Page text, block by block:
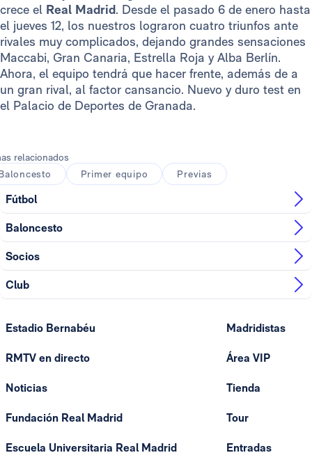
crece el Real Madrid. Desde el pasado 6 de enero hasta
el jueves 12, los nuestros lograron cuatro triunfos ante
rivales muy complicados, dejando grandes sensaciones
Maccabi, Gran Canaria, Estrella Roja y Alba Berlín.
Ahora, el equipo tendrá que hacer frente, además de a
un gran rival, al factor cansancio. Nuevo y duro test en
el Palacio de Deportes de Granada.
relacionados
Primer equipo Previas
Fútbol
Baloncesto
Socios
Club
Estadio Bernabéu
RMTV en directo
Noticias
Fundación Real Madrid
Escuela Universitaria Real Madrid
Madridistas
Área VIP
Tienda
Tour
Entradas